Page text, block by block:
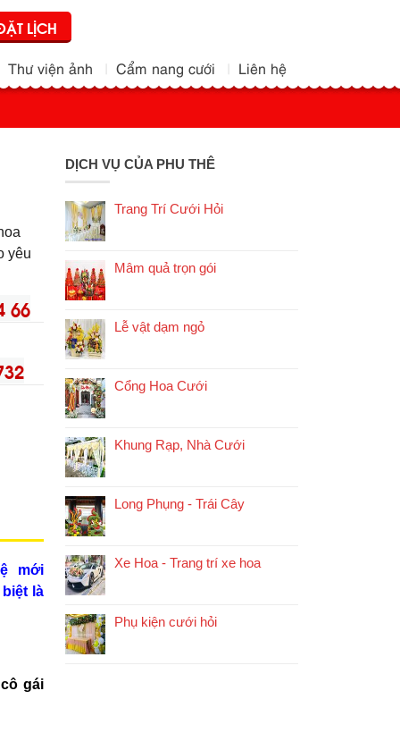
LỊCH
Thư viện ảnh Cẩm nang cưới Liên hệ
yêu
66
mới
là
gái
DỊCH VỤ CỦA PHU THÊ
Trang Trí Cưới Hỏi
Mâm quả trọn gói
Lễ vật dạm ngỏ
Cổng Hoa Cưới
Khung Rạp, Nhà Cưới
Long Phụng - Trái Cây
Xe Hoa - Trang trí xe hoa
Phụ kiện cưới hỏi